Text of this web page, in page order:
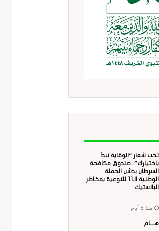
تحت شعار “الوقاية تبدأ
باختيارك”.. صندوق مكافحة
السرطان يدشن الحملة
الوطنية الـ11 للتوعية بمخاطر
البلاستيك
منذ 5 أيام
هــــام